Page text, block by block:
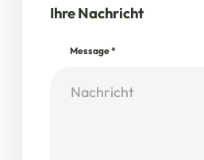
Ihre Nachricht
Message*